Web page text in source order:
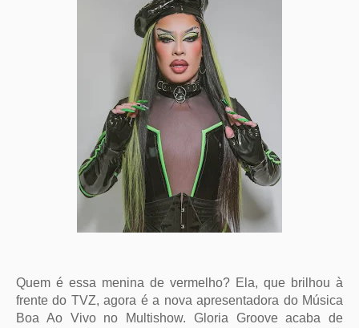
Quem é essa menina de vermelho? Ela, que brilhou à
frente do TVZ, agora é a nova apresentadora do Música
Boa Ao Vivo no Multishow. Gloria Groove acaba de